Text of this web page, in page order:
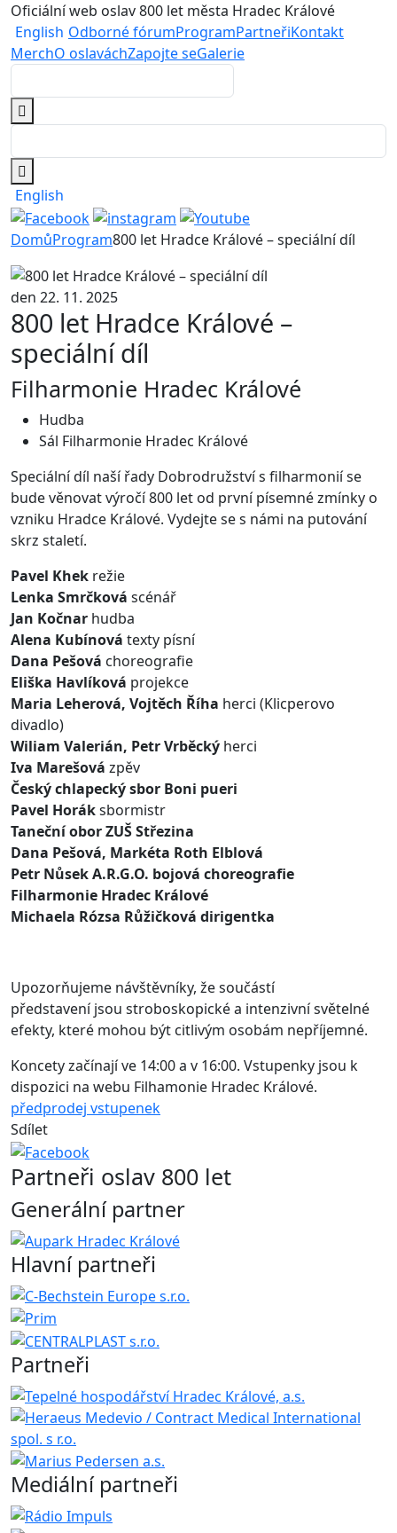
Oficiální web oslav 800 let města Hradec Králové
English Odborné fórumProgramPartneřiKontakt
MerchO oslaváchZapojte seGalerie
English
DomůProgram800 let Hradce Králové – speciální díl
den 22. 11. 2025
800 let Hradce Králové –
speciální díl
Filharmonie Hradec Králové
Hudba
Sál Filharmonie Hradec Králové
Speciální díl naší řady Dobrodružství s filharmonií se
bude věnovat výročí 800 let od první písemné zmínky o
vzniku Hradce Králové. Vydejte se s námi na putování
skrz staletí.
Pavel Khek režie
Lenka Smrčková scénář
Jan Kočnar hudba
Alena Kubínová texty písní
Dana Pešová choreografie
Eliška Havlíková projekce
Maria Leherová, Vojtěch Říha herci (Klicperovo
divadlo)
Wiliam Valerián, Petr Vrběcký herci
Iva Marešová zpěv
Český chlapecký sbor Boni pueri
Pavel Horáksbormistr
Taneční obor ZUŠ Střezina
Dana Pešová, Markéta Roth Elblová
Petr Nůsek A.R.G.O. bojová choreografie
Filharmonie Hradec Králové
Michaela Rózsa Růžičková dirigentka
Upozorňujeme návštěvníky, že součástí
představení jsou stroboskopické a intenzivní světelné
efekty, které mohou být citlivým osobám nepříjemné.
Koncety začínají ve 14:00 a v 16:00. Vstupenky jsou k
dispozici na webu Filhamonie Hradec Králové.
předprodej vstupenek
Sdílet
Partneři oslav 800 let
Generální partner
Hlavní partneři
Partneři
Mediální partneři